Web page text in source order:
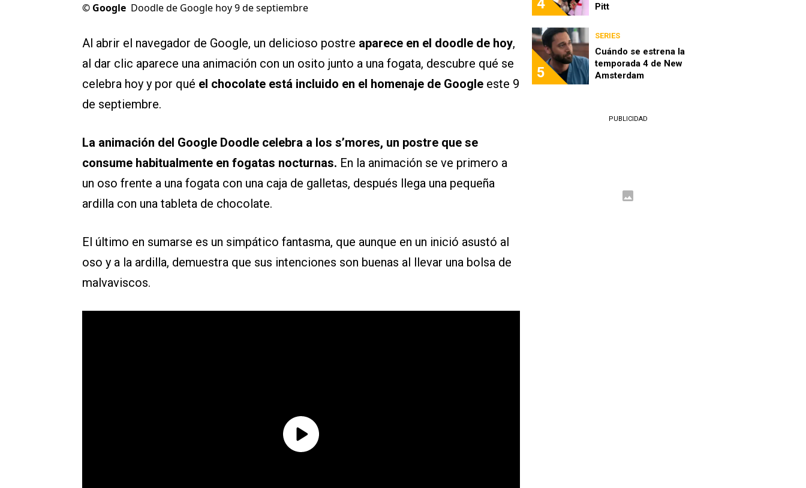
© Google Doodle de Google hoy 9 de septiembre
Al abrir el navegador de Google, un delicioso postre aparece en el doodle de hoy,
al dar clic aparece una animación con un osito junto a una fogata, descubre qué se
celebra hoy y por qué el chocolate está incluido en el homenaje de Google este 9
de septiembre.
La animación del Google Doodle celebra a los s’mores, un postre que se
consume habitualmente en fogatas nocturnas. En la animación se ve primero a
un oso frente a una fogata con una caja de galletas, después llega una pequeña
ardilla con una tableta de chocolate.
El último en sumarse es un simpático fantasma, que aunque en un inició asustó al
oso y a la ardilla, demuestra que sus intenciones son buenas al llevar una bolsa de
malvaviscos.
4 Pitt
5
SERIES
Cuándo se estrena la
temporada 4 de New
Amsterdam
PUBLICIDAD